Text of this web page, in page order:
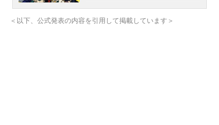
人物、おすすめ記事をご紹介！
＜以下、公式発表の内容を引用して掲載しています＞